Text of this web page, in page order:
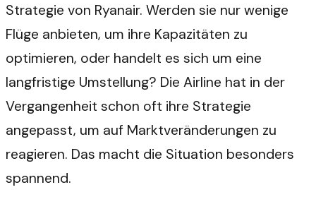
Strategie von Ryanair. Werden sie nur wenige
Flüge anbieten, um ihre Kapazitäten zu
optimieren, oder handelt es sich um eine
langfristige Umstellung? Die Airline hat in der
Vergangenheit schon oft ihre Strategie
angepasst, um auf Marktveränderungen zu
reagieren. Das macht die Situation besonders
spannend.